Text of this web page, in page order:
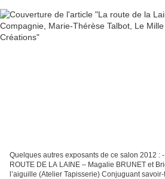
Quelques autres exposants de ce salon 2012 :
ROUTE DE LA LAINE – Magalie BRUNET et
l’aiguille (Atelier Tapisserie) Conjuguant savoir-